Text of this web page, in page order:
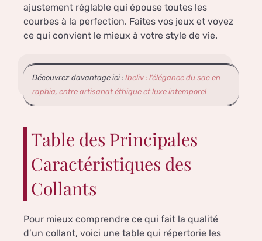
ajustement réglable qui épouse toutes les
courbes à la perfection. Faites vos jeux et voyez
ce qui convient le mieux à votre style de vie.
Découvrez davantage ici : Ibeliv : l’élégance du sac en
raphia, entre artisanat éthique et luxe intemporel
Table des Principales
Caractéristiques des
Collants
Pour mieux comprendre ce qui fait la qualité
d’un collant, voici une table qui répertorie les